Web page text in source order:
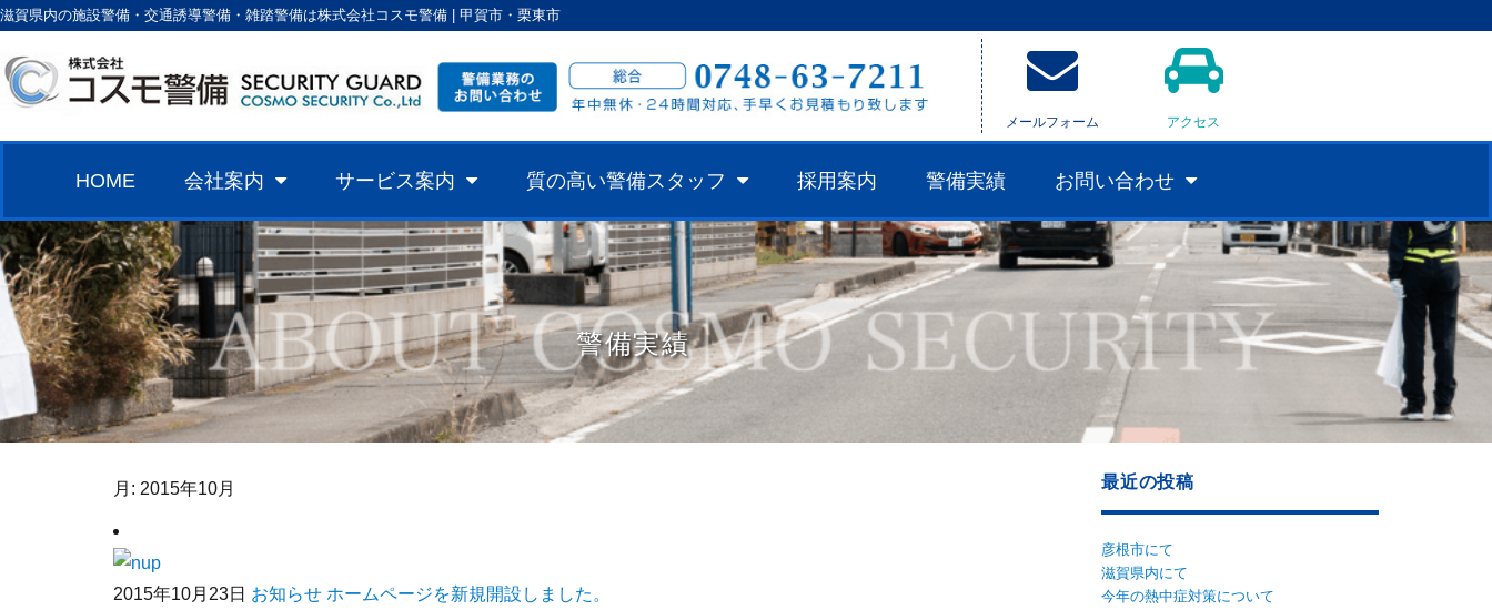
滋賀県内の施設警備・交通誘導警備・雑踏警備は株式会社コスモ警備 | 甲賀市・栗東市
メールフォーム アクセス
HOME 会社案内 サービス案内 質の高い警備スタッフ 採用案内 警備実績 お問い合わせ
警備実績
月: 2015年10月
2015年10月23日 お知らせ ホームページを新規開設しました。
最近の投稿
彦根市にて
滋賀県内にて
今年の熱中症対策について